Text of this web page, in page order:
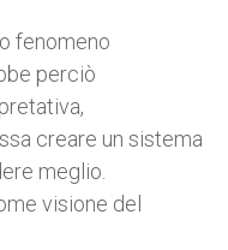
fenomeno
perciò
creare un sistema
meglio.
visione del